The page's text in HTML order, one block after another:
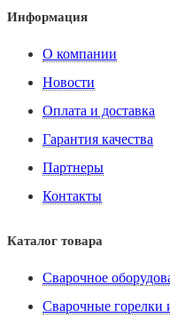
Информация
О компании
Новости
Оплата и доставка
Гарантия качества
Партнеры
Контакты
Каталог товара
Сварочное
Сварочные горелки